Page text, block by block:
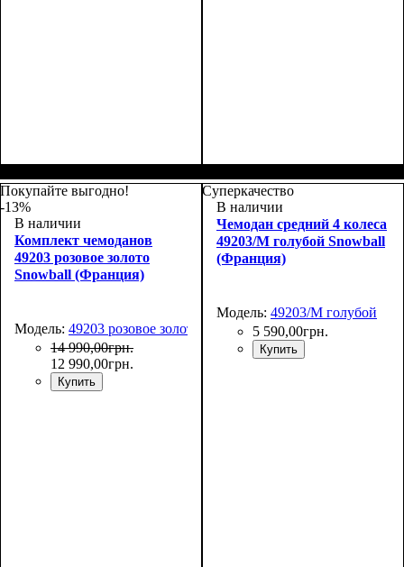
66х45х27+5
76х51х31+5
Покупайте выгодно!
-13%
В наличии
Комплект чемоданов
49203 розовое золото
Snowball (Франция)
Модель: 49203 розовое золото
14 990,00грн.
12 990,00грн.
Купить
Суперкачество
В наличии
Чемодан средний 4 колеса
49203/M голубой Snowball
(Франция)
Модель: 49203/M голубой
5 590,00грн.
Купить